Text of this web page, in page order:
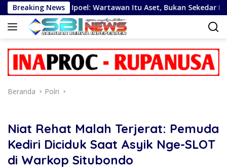
Langsung
ke
konten
Breaking News
Bang Ipoel: Wartawan Itu Aset, Bukan Sekedar Kelengkapan
Beranda Polri
Niat Rehat Malah Terjerat: Pemuda
Kediri Diciduk Saat Asyik Nge-SLOT
di Warkop Situbondo